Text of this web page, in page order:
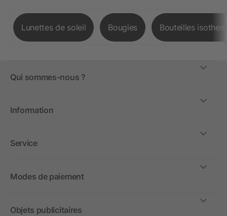
Lunettes de soleil Bougies Bouteilles
Qui sommes-nous ?
Information
Service
Modes de paiement
Objets publicitaires